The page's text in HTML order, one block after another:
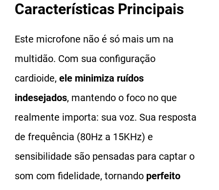
Características Principais
Este microfone não é só mais um na
multidão. Com sua configuração
cardioide, ele minimiza ruídos
indesejados, mantendo o foco no que
realmente importa: sua voz. Sua resposta
de frequência (80Hz a 15KHz) e
sensibilidade são pensadas para captar o
som com fidelidade, tornando perfeito